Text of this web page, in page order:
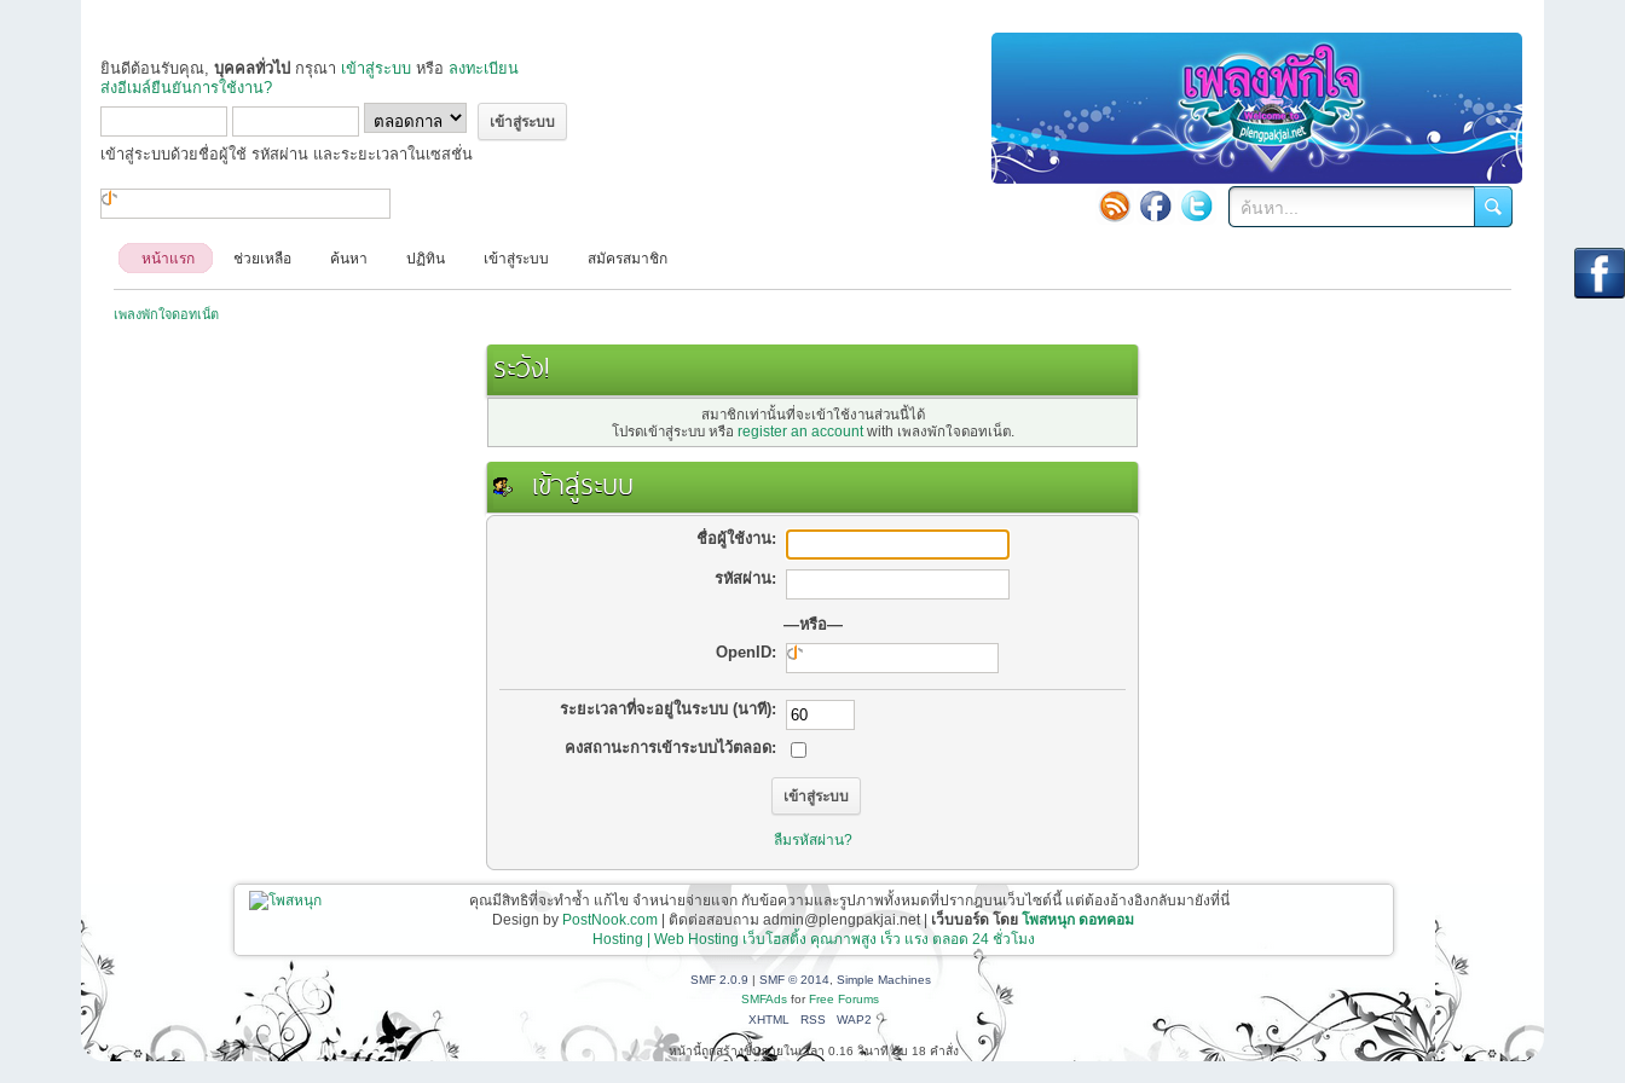
ยินดีต้อนรับคุณ,บุคคลทั่วไป กรุณา เข้าสู่ระบบ หรือ ลงทะเบียน
ส่งอีเมล์ยืนยันการใช้งาน?
เข้าสู่ระบบด้วยชื่อผู้ใช้ รหัสผ่าน และระยะเวลาในเซสชั่น
หน้าแรก ช่วยเหลือ ค้นหา ปฏิทิน เข้าสู่ระบบ สมัครสมาชิก
เพลงพักใจดอทเน็ต
ระวัง!
สมาชิกเท่านั้นที่จะเข้าใช้งานส่วนนี้ได้
โปรดเข้าสู่ระบบ หรือ register an accountwith เพลงพักใจดอทเน็ต.
เข้าสู่ระบบ
ชื่อผู้ใช้งาน:
รหัสผ่าน:
—หรือ—
OpenID:
ระยะเวลาที่จะอยู่ในระบบ (นาที):
คงสถานะการเข้าระบบไว้ตลอด:
ลืมรหัสผ่าน?
คุณมีสิทธิที่จะทำซ้ำ แก้ไข จำหน่ายจ่ายแจก กับข้อความและรูปภาพทั้งหมดที่ปรากฎบนเว็บไซต์นี้ แต่ต้องอ้างอิงกลับมายังที่นี่
Design by PostNook.com | ติดต่อสอบถาม admin@plengpakjai.net | เว็บบอร์ด โดย โพสหนุก ดอทคอม
Hosting | Web Hosting เว็บโฮสติ้ง คุณภาพสูง เร็ว แรง ตลอด 24 ชั่วโมง
SMF 2.0.9 | SMF © 2014, Simple Machines
SMFAds forFree Forums
XHTML
RSS WAP2
หน้านี้ถูกสร้างขึ้นภายในเวลา 0.16 วินาที กับ 18 คำสั่ง